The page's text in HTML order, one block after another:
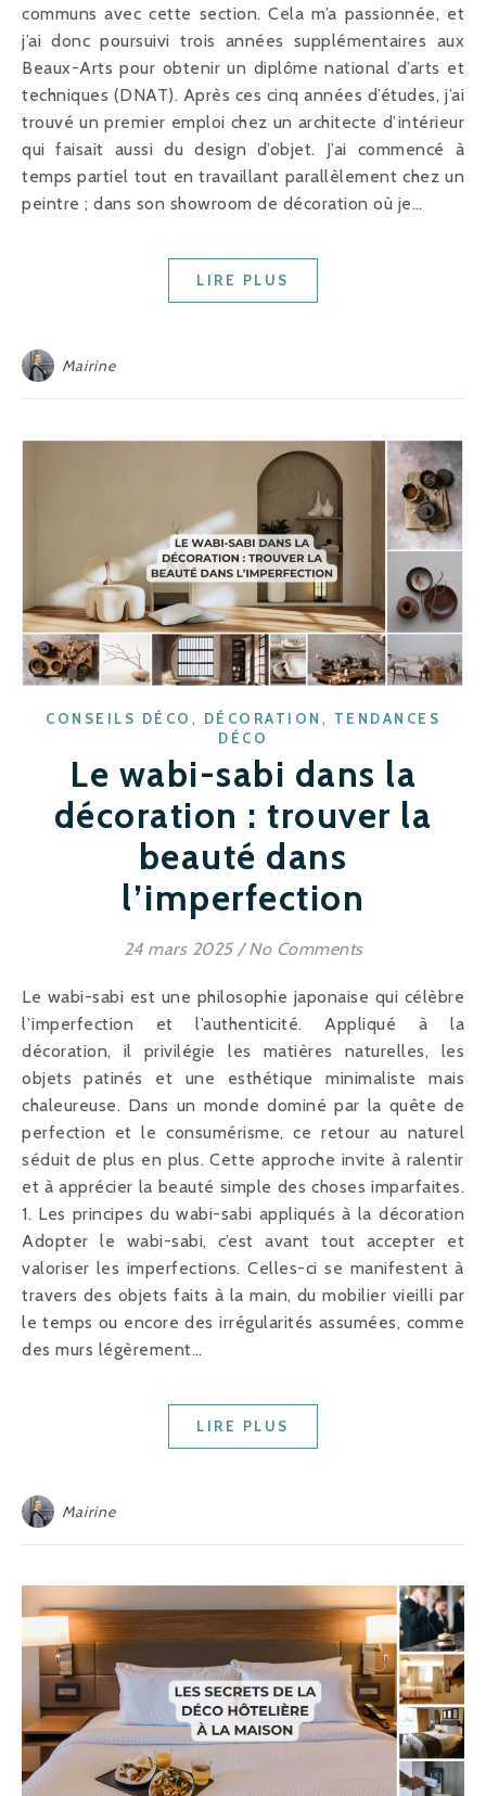
communs avec cette section. Cela m’a passionnée, et
j’ai donc poursuivi trois années supplémentaires aux
Beaux-Arts pour obtenir un diplôme national d’arts et
techniques (DNAT). Après ces cinq années d’études, j’ai
trouvé un premier emploi chez un architecte d’intérieur
qui faisait aussi du design d’objet. J’ai commencé à
temps partiel tout en travaillant parallèlement chez un
peintre ; dans son showroom de décoration où je…
LIRE PLUS
Mairine
CONSEILS DÉCO , DÉCORATION , TENDANCES
DÉCO
Le wabi-sabi dans la
décoration : trouver la
beauté dans
l’imperfection
24 mars 2025 / No Comments
Le wabi-sabi est une philosophie japonaise qui célèbre
l’imperfection et l’authenticité. Appliqué à la
décoration, il privilégie les matières naturelles, les
objets patinés et une esthétique minimaliste mais
chaleureuse. Dans un monde dominé par la quête de
perfection et le consumérisme, ce retour au naturel
séduit de plus en plus. Cette approche invite à ralentir
et à apprécier la beauté simple des choses imparfaites.
1. Les principes du wabi-sabi appliqués à la décoration
Adopter le wabi-sabi, c’est avant tout accepter et
valoriser les imperfections. Celles-ci se manifestent à
travers des objets faits à la main, du mobilier vieilli par
le temps ou encore des irrégularités assumées, comme
des murs légèrement…
LIRE PLUS
Mairine